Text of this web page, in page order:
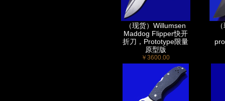
（现货）Willumsen
Maddog Flipper快开
折刀，Prototype限量
原型版
￥3600.00